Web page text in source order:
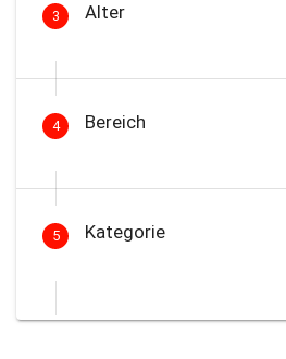
3 Alter
4 Bereich
5 Kategorie